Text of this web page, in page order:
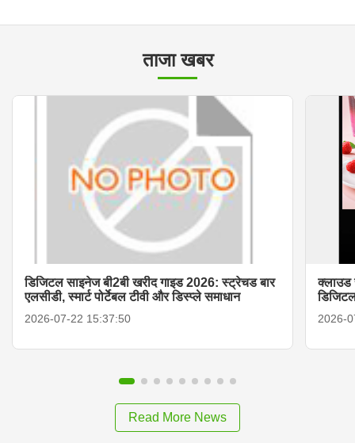
ताजा खबर
डिजिटल साइनेज बी2बी खरीद गाइड 2026: स्ट्रेचड बार
एलसीडी, स्मार्ट पोर्टेबल टीवी और डिस्प्ले समाधान
2026-07-22 15:37:50
क्लाउड
2026-
Read More News